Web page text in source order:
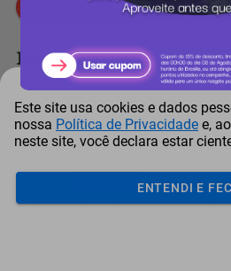
Me avise
Itens comprados juntos
Conjunto Para Churrasco
Este site usa cookies e dados
nossa Política de Privacidade e,
neste site, você declara estar
ENTENDI E